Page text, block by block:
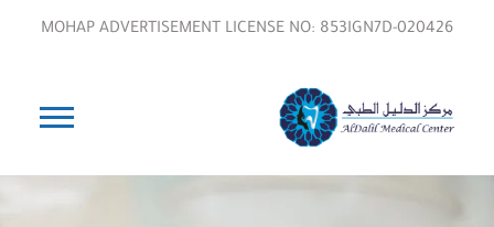
MOHAP ADVERTISEMENT LICENSE NO: 853IGN7D-020426